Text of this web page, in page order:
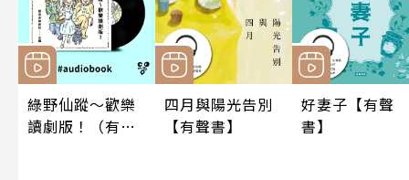
綠野仙蹤～歡樂
讀劇版！（有聲
四月與陽光告別
【有聲書】
好妻子【有聲
書】